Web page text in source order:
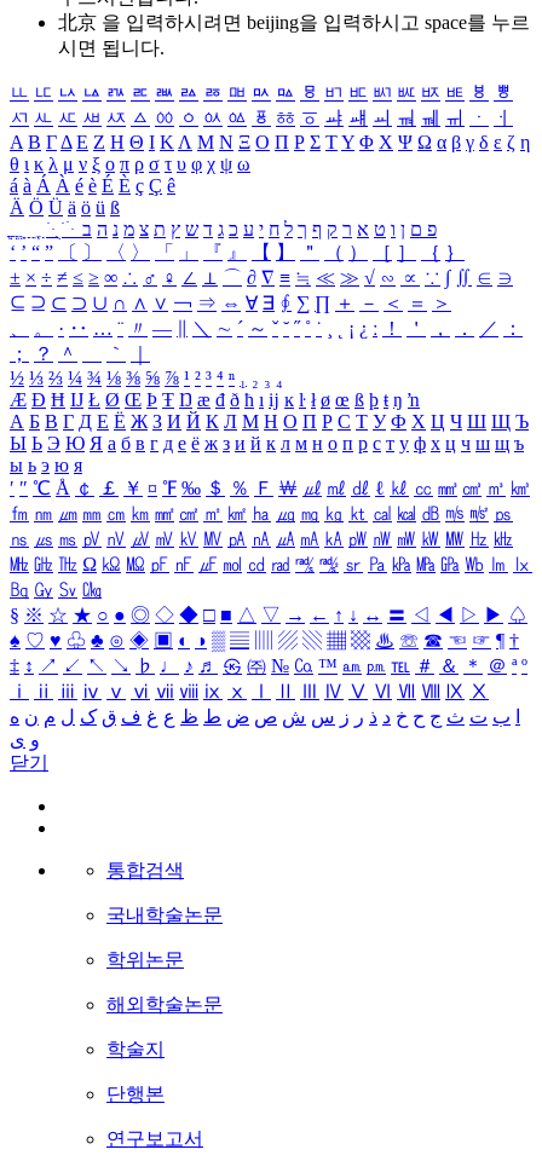
北京 을 입력하시려면 beijing을 입력하시고 space를 누르
시면 됩니다.
ㅥ ㅦ ㅧ ㅨ ㅩ ㅪ ㅫ ㅬ ㅭ ㅮ ㅯ ㅰ ㅱ ㅲ ㅳ ㅴ ㅵ ㅶ ㅷ ㅸ
ㅹ
ㅺ ㅻ ㅼ ㅽ ㅾ ㅿ ㆀ ㆁ ㆂ ㆃ ㆄ ㆅ ㆆ ㆇ ㆈ ㆉ ㆊ ㆋ ㆌ ㆍ
ㆎ
Α Β ΓΔ Ε Ζ Η Θ Ι ΚΛ Μ Ν Ξ Ο Π Ρ Σ ΤΥ Φ Χ Ψ Ω α β γ δ ε ζ η
θ ι κ λ μ ν ξ ο π ρ σ τ υ φ χ ψ ω
á à Á À é è É È ç Ç ê
Ä Ö Ü ä ö ü ß
ִֶֹ ֻּ ׁׂ פ ם ן ו ט א ר ק ף ך ל ח י ע כ ג ד ש ץ ת צ מ נ ה ב
‘ ’ “ ” 〔 〕 〈 〉 「 」 『 』 【 】 ＂ （ ） ［ ］ ｛ ｝
± × ÷ ≠ ≤ ≥ ∞ ∴ ♂ ♀ ∠ ⊥ ⌒ ∂ ∇ ≡ ≒ ≪ ≫ √ ∽ ∝ ∵ ∫ ∬ ∈ ∋
⊆ ⊇ ⊂ ⊃ ∪ ∩ ∧ ∨ ￢ ⇒ ⇔ ∀ ∃ ∮ ∑ ∏ ＋ － ＜ ＝
＞
、
。 · ‥ … ¨ 〃 ― ＼ ∼ ´ ～ ˇ ˘ ˝ ˚ ˙ ¸ ¡ ¿ ː ！ ＇ ， ． ／
：
；
？ ＾ ｀
½ ⅓ ⅔ ¼ ¾ ⅛ ⅜ ⅝ ⅞ ¹ ² ³ ⁴ ⁿ ₁ ₂ ₃ ₄
Æ Ð Ħ Ĳ Ł Ø Œ Þ Ŧ Ŋ æ đ ð ħ ı ĳ ĸ ŀ ł ø œ ß þ ŧ ŋ ŉ
А Б В Г Д Е Ё Ж З И Й К Л М Н О П Р С Т У Ф Х Ц Ч Ш Щ Ъ
Ы Ь Э Ю Я а б в г д е ё ж з и й к л м н о п р с т у ф х ц ч ш щ ъ
ы ь э ю я
′ ″ ℃ Å ￠ ￡ ￥ ¤ ℉ ‰ ＄ ％ Ｆ ￦ ㎕ ㎖ ㎗ ℓ ㎘ ㏄ ㎣ ㎤ ㎥ ㎦
㎙ ㎚ ㎛ ㎜ ㎝ ㎞ ㎟ ㎠ ㎡ ㎢ ㏊ ㎍ ㎎ ㎏ ㏏ ㎈ ㎉ ㏈ ㎧ ㎨ ㎰
㎱ ㎲ ㎳ ㎴ ㎵ ㎶ ㎷ ㎸ ㎹ ㎀ ㎁ ㎂ ㎃ ㎄ ㎺ ㎻ ㎽ ㎾ ㎿ ㎐ ㎑
㎒ ㎓ ㎔ Ω ㏀ ㏁ ㎊ ㎋ ㎌ ㏖ ㏅ ㎭ ㎮ ㎯ ㏛ ㎩ ㎪ ㎫ ㎬ ㏝ ㏐
㏓
㏃ ㏉ ㏜ ㏆
§ ※ ☆ ★ ○ ● ◎ ◇ ◆ □ ■ △ ▽ → ← ↑ ↓ ↔ 〓 ◁ ◀ ▷ ▶ ♤
♠ ♡ ♥ ♧ ♣ ⊙ ◈ ▣ ◐ ◑ ▒ ▤ ▨ ▧ ▦ ▩ ♨ ☏ ☎ ☜ ☞ ¶ †
‡ ↕ ↗ ↙ ↖ ↘ ♭ ♩ ♪ ♬ ㉿ ㈜ № ㏇ ™ ㏂ ㏘ ℡ ＃ ＆ ＊ ＠ ª º
ⅰ
ⅱ ⅲ ⅳ ⅴ ⅵ ⅶ ⅷ ⅸ ⅹ Ⅳ Ⅴ Ⅵ Ⅶ Ⅷ Ⅸ Ⅹ
ب ت ث ج ح خ د ذ ر ز س ش ص ض ط ظ ع غ ف ق ک ل م ن ه
و ی
닫기
통합검색
국내학술논문
학위논문
해외학술논문
학술지
단행본
연구보고서